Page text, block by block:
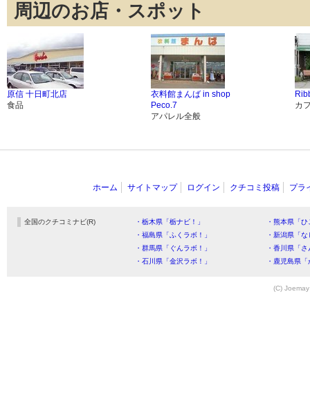
周辺のお店・スポット
原信 十日町北店
食品
衣料館まんば in shop
Peco.7
アパレル全般
カ
ホーム サイトマップ ログイン クチコミ投稿 プラ
全国のクチコミナビ(R) ・栃木県「栃ナビ！」
・熊本県「
・福島県「ふくラボ！」
・新潟県「
・群馬県「ぐんラボ！」
・香川県「
・石川県「金沢ラボ！」
・鹿児島県
(C)